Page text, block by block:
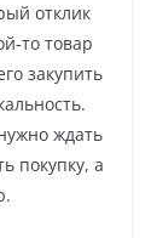
отклик
товар
закупить
ждать
покупку, а